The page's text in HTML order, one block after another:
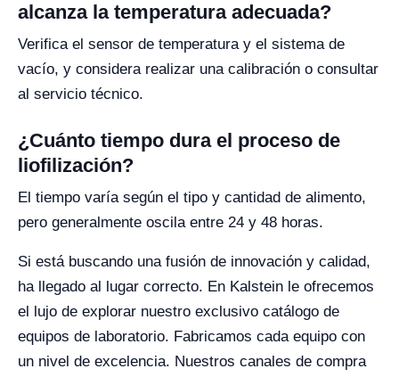
alcanza la temperatura adecuada?
Verifica el sensor de temperatura y el sistema de
vacío, y considera realizar una calibración o consultar
al servicio técnico.
¿Cuánto tiempo dura el proceso de
liofilización?
El tiempo varía según el tipo y cantidad de alimento,
pero generalmente oscila entre 24 y 48 horas.
Si está buscando una fusión de innovación y calidad,
ha llegado al lugar correcto. En Kalstein le ofrecemos
el lujo de explorar nuestro exclusivo catálogo de
equipos de laboratorio. Fabricamos cada equipo con
un nivel de excelencia. Nuestros canales de compra